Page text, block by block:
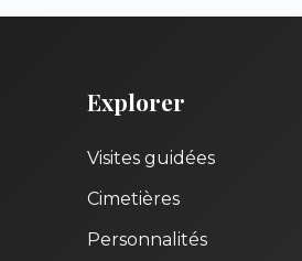
Explorer
Visites guidées
Cimetières
Personnalités